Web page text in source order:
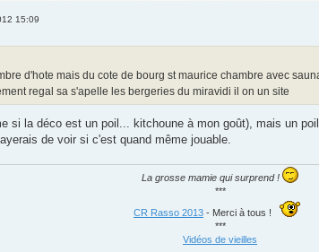
15:09
d'hote mais du cote de bourg st maurice chambre avec
regal sa s'apelle les bergeries du miravidi il on un site
si la déco est un poil... kitchoune à mon goût), mais un
de voir si c'est quand même jouable.
La grosse mamie qui surprend !
***
CR Rasso 2013 - Merci à tous !
***
Vidéos de vieilles